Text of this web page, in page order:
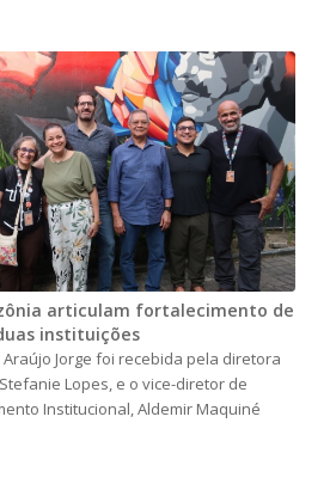
articulam fortalecimento de
instituições
Araújo Jorge foi recebida pela diretora
Lopes, e o vice-diretor de
Institucional, Aldemir Maquiné